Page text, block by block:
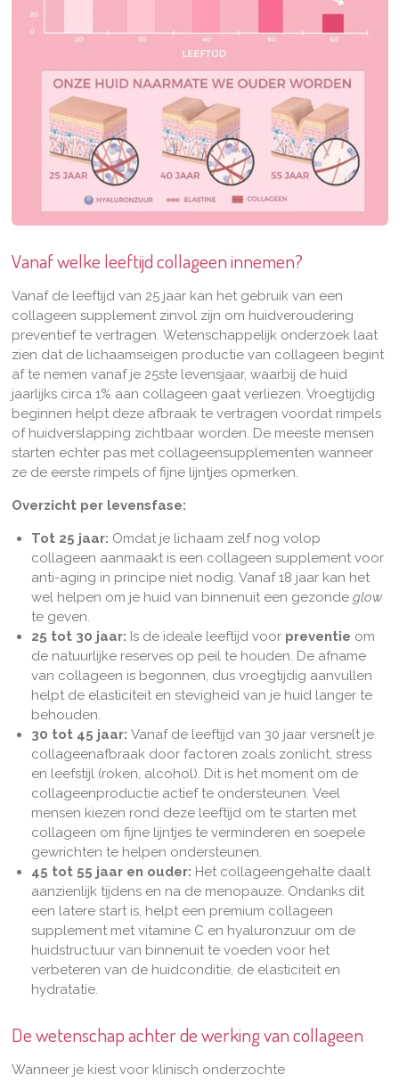
Vanaf welke leeftijd collageen innemen?
Vanaf de leeftijd van 25 jaar kan het gebruik van een
collageen supplement zinvol zijn om huidveroudering
preventief te vertragen. Wetenschappelijk onderzoek laat
zien dat de lichaamseigen productie van collageen begint
af te nemen vanaf je 25ste levensjaar, waarbij de huid
jaarlijks circa 1% aan collageen gaat verliezen. Vroegtijdig
beginnen helpt deze afbraak te vertragen voordat rimpels
of huidverslapping zichtbaar worden. De meeste mensen
starten echter pas met collageensupplementen wanneer
ze de eerste rimpels of fijne lijntjes opmerken.
Overzicht per levensfase:
Tot 25 jaar: Omdat je lichaam zelf nog volop
collageen aanmaakt is een collageen supplement voor
anti-aging in principe niet nodig. Vanaf 18 jaar kan het
wel helpen om je huid van binnenuit een gezonde glow
te geven.
25 tot 30 jaar: Is de ideale leeftijd voor preventie om
de natuurlijke reserves op peil te houden. De afname
van collageen is begonnen, dus vroegtijdig aanvullen
helpt de elasticiteit en stevigheid van je huid langer te
behouden.
30 tot 45 jaar: Vanaf de leeftijd van 30 jaar versnelt je
collageenafbraak door factoren zoals zonlicht, stress
en leefstijl (roken, alcohol). Dit is het moment om de
collageenproductie actief te ondersteunen. Veel
mensen kiezen rond deze leeftijd om te starten met
collageen om fijne lijntjes te verminderen en soepele
gewrichten te helpen ondersteunen.
45 tot 55 jaar en ouder: Het collageengehalte daalt
aanzienlijk tijdens en na de menopauze. Ondanks dit
een latere start is, helpt een premium collageen
supplement met vitamine C en hyaluronzuur om de
huidstructuur van binnenuit te voeden voor het
verbeteren van de huidconditie, de elasticiteit en
hydratatie.
De wetenschap achter de werking van collageen
Wanneer je kiest voor klinisch onderzochte